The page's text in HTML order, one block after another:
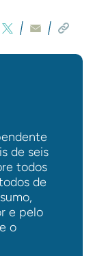
de seis
todos
de
e pelo
o